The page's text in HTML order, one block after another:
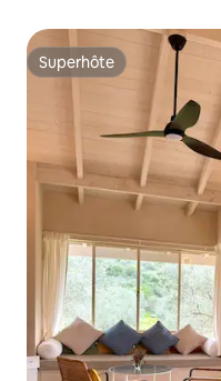
Superhôte
Superhôte